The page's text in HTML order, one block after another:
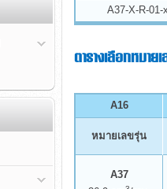
A37-X-R-01-
ตารางเลือกหมา
A16
หมายเลขรุ่น
A37